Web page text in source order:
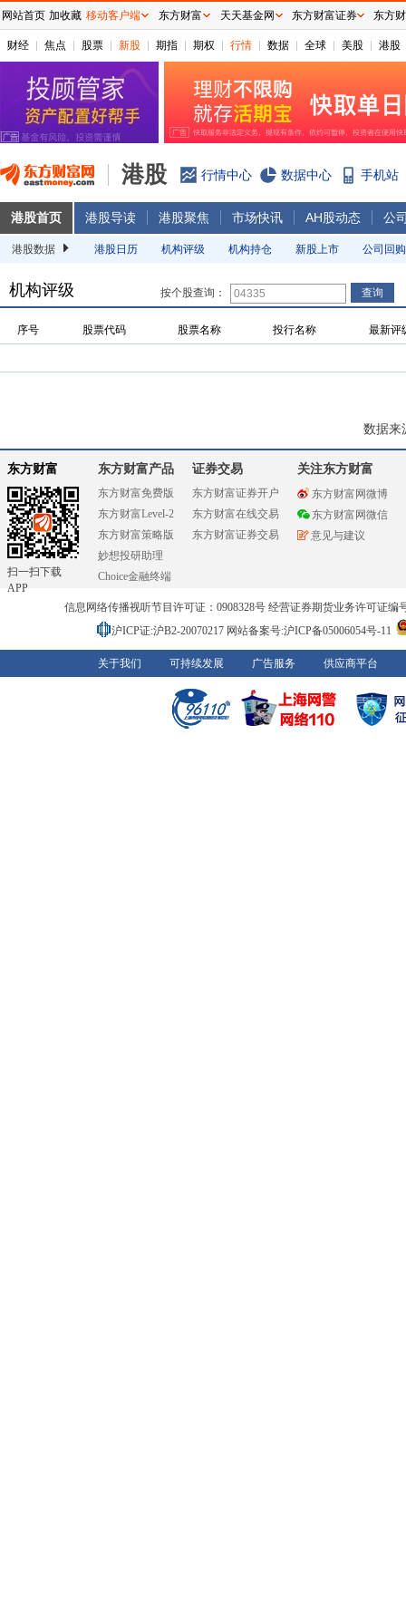
财经 焦点 股票 新股 期指 期权 行情 数据 全球 美股 港股
港股 行情中心 数据中心 手机站
港股首页 港股导读 港股聚焦 市场快讯 AH股动态 公
港股数据 港股日历 机构评级 机构持仓 新股上市 公司回购
机构评级 按个股查询：
序号 股票代码 股票名称 投行名称 最新评
数据来
东方财富
扫一扫下载
APP
东方财富产品
东方财富免费版
东方财富Level-2
东方财富策略版
妙想投研助理
Choice金融终端
证券交易
东方财富证券开户
东方财富在线交易
东方财富证券交易
关注东方财富
东方财富网微博
东方财富网微信
意见与建议
信息网络传播视听节目许可证：0908328号 经营证券期货业务许可证编
沪ICP证:沪B2-20070217 网站备案号:沪ICP备05006054号-11
关于我们 可持续发展 广告服务 供应商平台
网站首页 加收藏 移动客户端 东方财富 天天基金网 东方财富证券 东方